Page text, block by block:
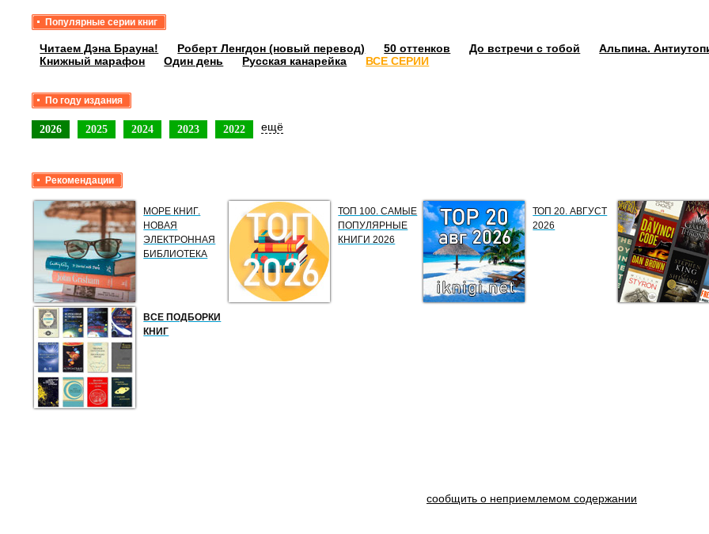
Популярные серии книг
Читаем Дэна Брауна! Роберт Ленгдон (новый перевод) 50 оттенков До встречи с тобой
Альпина.
Книжный марафон
Один день Русская канарейка ВСЕ СЕРИИ
По году издания
2026 2025 2024 2023 2022 ещё
Рекомендации
МОРЕ КНИГ.
НОВАЯ
ЭЛЕКТРОННАЯ
БИБЛИОТЕКА
ТОП 100. САМЫЕ
ПОПУЛЯРНЫЕ
КНИГИ 2026
ТОП 20. АВГУСТ
2026
ВСЕ ПОДБОРКИ
КНИГ
сообщить о неприемлемом содержании